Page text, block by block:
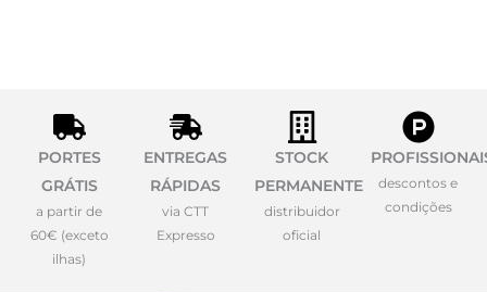
PORTES
GRÁTIS
a partir de
60€ (exceto
ilhas)
ENTREGAS
RÁPIDAS
via CTT
Expresso
STOCK
PERMANENTE
distribuidor
oficial
descontos e
condições